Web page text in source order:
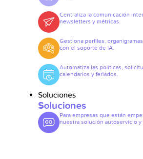
Centraliza la comunicación
newsletters y métricas.
Gestiona perfiles,
con el soporte de IA.
Automatiza las políticas,
calendarios y feriados.
Soluciones
Soluciones
Para empresas que están
nuestra solución autoservicio y